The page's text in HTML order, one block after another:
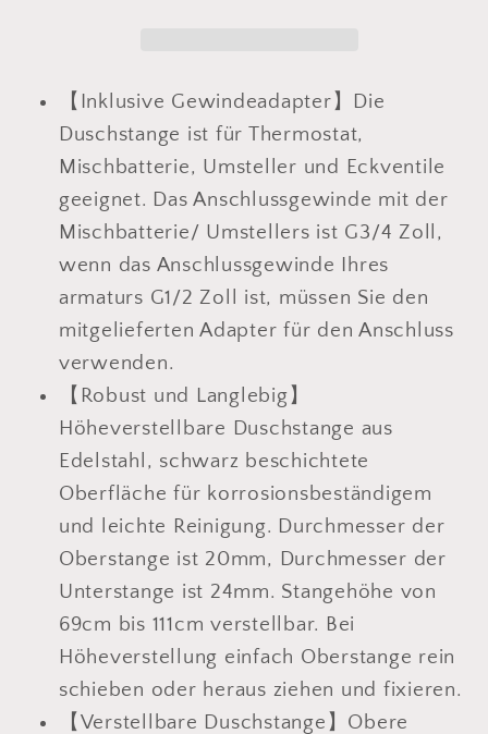
Gewindeadapter,
Edelstahl
Duschsäule
Wandstange
Brausearm
mit
Verstellbare
Länge
Schwarz
Gewindeadapter,
Edelstahl
Duschsäule
Wandstange
Brausearm
mit
Verstellbare
Länge
Schwarz
【Inklusive Gewindeadapter】Die
Duschstange ist für Thermostat,
Mischbatterie, Umsteller und Eckventile
geeignet. Das Anschlussgewinde mit der
Mischbatterie/ Umstellers ist G3/4 Zoll,
wenn das Anschlussgewinde Ihres
armaturs G1/2 Zoll ist, müssen Sie den
mitgelieferten Adapter für den Anschluss
verwenden.
【Robust und Langlebig】
Höheverstellbare Duschstange aus
Edelstahl, schwarz beschichtete
Oberfläche für korrosionsbeständigem
und leichte Reinigung. Durchmesser der
Oberstange ist 20mm, Durchmesser der
Unterstange ist 24mm. Stangehöhe von
69cm bis 111cm verstellbar. Bei
Höheverstellung einfach Oberstange rein
schieben oder heraus ziehen und fixieren.
【Verstellbare Duschstange】Obere